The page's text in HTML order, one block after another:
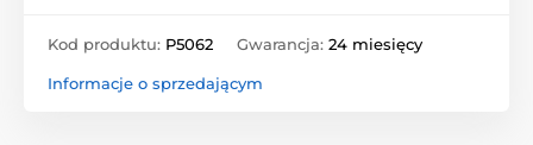
Kod produktu: P5062 Gwarancja: 24 miesięcy
Informacje o sprzedającym